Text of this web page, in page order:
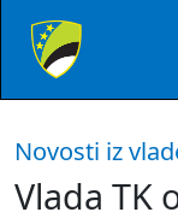
Novosti iz
Vlada TK